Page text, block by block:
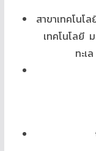
สาขาเทคโนโ
เทคโนโลยี
ทะเ